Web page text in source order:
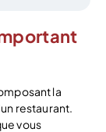
la
restaurant.
vous